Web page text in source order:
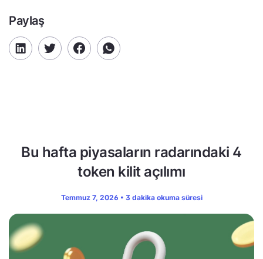
Paylaş
Bu hafta piyasaların radarındaki 4
token kilit açılımı
Temmuz 7, 2026 • 3 dakika okuma süresi